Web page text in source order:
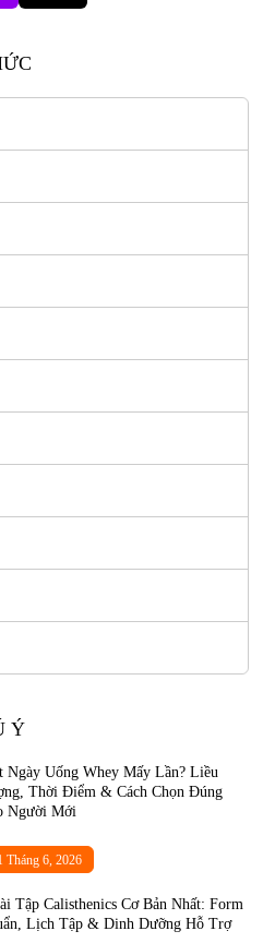
Ý
Ngày Uống Whey Mấy Lần? Liều
Thời Điểm & Cách Chọn Đúng
Người Mới
Tháng 6, 2026
Tập Calisthenics Cơ Bản Nhất: Form
Lịch Tập & Dinh Dưỡng Hỗ Trợ